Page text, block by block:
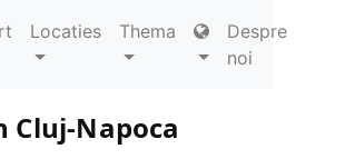
Locaties Thema
Despre
noi
Napoca